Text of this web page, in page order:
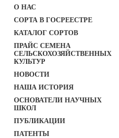
О НАС
СОРТА В ГОСРЕЕСТРЕ
КАТАЛОГ СОРТОВ
ПРАЙС СЕМЕНА
СЕЛЬСКОХОЗЯЙСТВЕННЫХ
КУЛЬТУР
НОВОСТИ
НАША ИСТОРИЯ
ОСНОВАТЕЛИ НАУЧНЫХ
ШКОЛ
ПУБЛИКАЦИИ
ПАТЕНТЫ